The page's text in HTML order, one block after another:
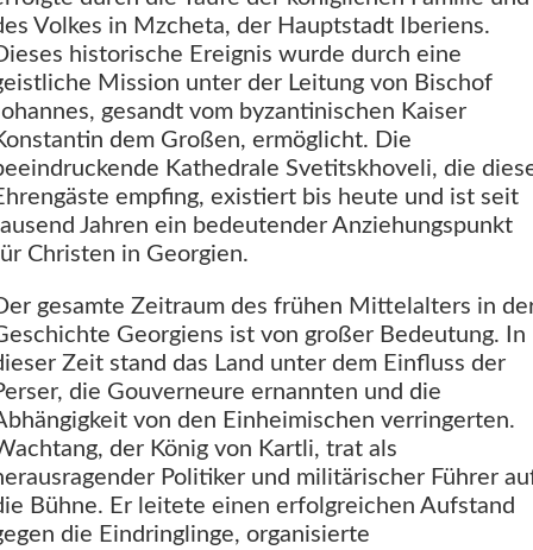
Volkes in Mzcheta, der Hauptstadt Iberiens.
historische Ereignis wurde durch eine
Mission unter der Leitung von Bischof
gesandt vom byzantinischen Kaiser
dem Großen, ermöglicht. Die
Kathedrale Svetitskhoveli, die
empfing, existiert bis heute und ist seit
Jahren ein bedeutender Anziehungspunkt
Christen in Georgien.
gesamte Zeitraum des frühen Mittelalters in
Georgiens ist von großer Bedeutung. In
Zeit stand das Land unter dem Einfluss der
die Gouverneure ernannten und die
von den Einheimischen verringerten.
der König von Kartli, trat als
Politiker und militärischer Führer
Bühne. Er leitete einen erfolgreichen Aufstand
die Eindringlinge, organisierte